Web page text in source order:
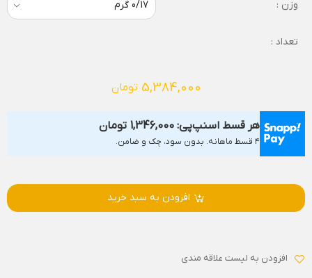
وزن :
تعداد :
5,384,000 تومان
هر قسط اسنپ‌پی: 1,346,000 تومان
۴ قسط ماهانه. بدون سود، چک و ضامن.
افزودن به سبد خرید
افزودن به لیست علاقه مندی